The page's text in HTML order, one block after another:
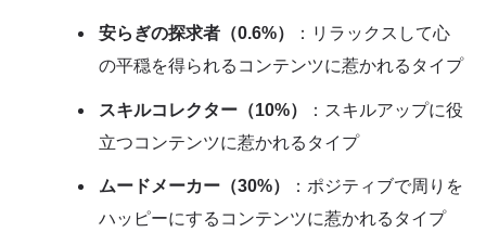
安らぎの探求者（0.6%）
：リラックスして心
の平穏を得られるコンテンツに惹かれるタイプ
スキルコレクター（10%）
：スキルアップに役
立つコンテンツに惹かれるタイプ
ムードメーカー（30%）
：ポジティブで周りを
ハッピーにするコンテンツに惹かれるタイプ